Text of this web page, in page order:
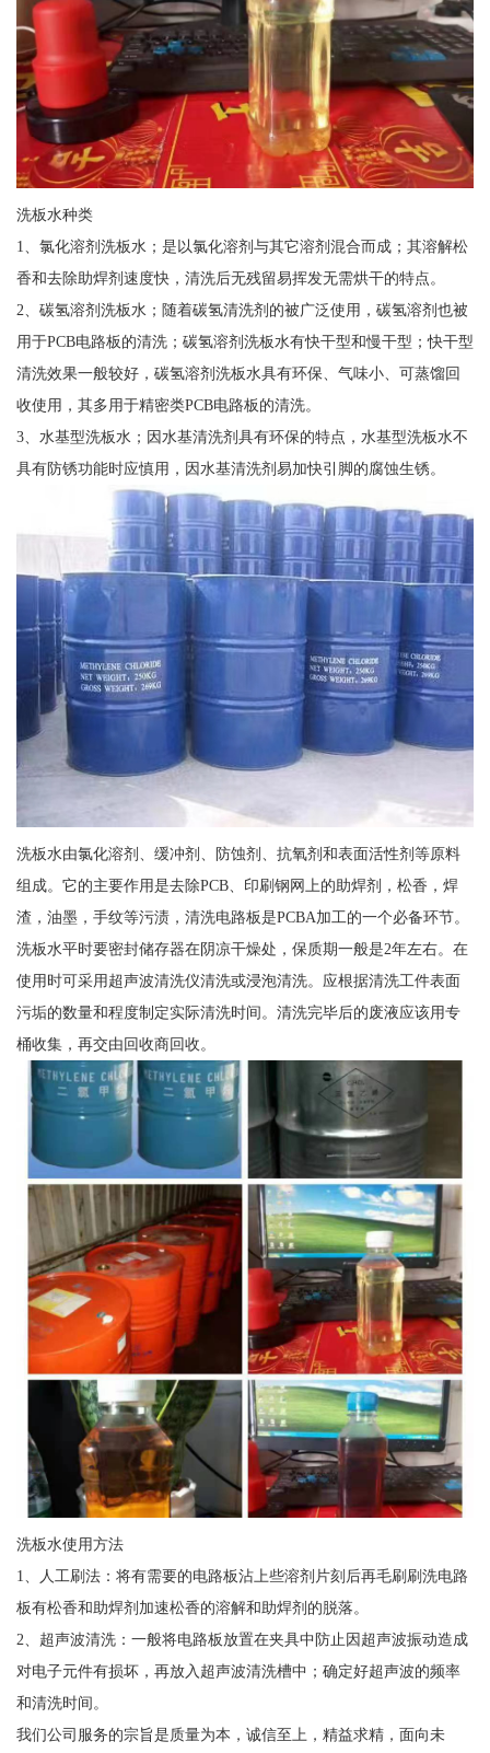
洗板水种类
1、氯化溶剂洗板水；是以氯化溶剂与其它溶剂混合而成；其溶解松
香和去除助焊剂速度快，清洗后无残留易挥发无需烘干的特点。
2、碳氢溶剂洗板水；随着碳氢清洗剂的被广泛使用，碳氢溶剂也被
用于PCB电路板的清洗；碳氢溶剂洗板水有快干型和慢干型；快干型
清洗效果一般较好，碳氢溶剂洗板水具有环保、气味小、可蒸馏回
收使用，其多用于精密类PCB电路板的清洗。
3、水基型洗板水；因水基清洗剂具有环保的特点，水基型洗板水不
具有防锈功能时应慎用，因水基清洗剂易加快引脚的腐蚀生锈。
洗板水由氯化溶剂、缓冲剂、防蚀剂、抗氧剂和表面活性剂等原料
组成。它的主要作用是去除PCB、印刷钢网上的助焊剂，松香，焊
渣，油墨，手纹等污渍，清洗电路板是PCBA加工的一个必备环节。
洗板水平时要密封储存器在阴凉干燥处，保质期一般是2年左右。在
使用时可采用超声波清洗仪清洗或浸泡清洗。应根据清洗工件表面
污垢的数量和程度制定实际清洗时间。清洗完毕后的废液应该用专
桶收集，再交由回收商回收。
洗板水使用方法
1、人工刷法：将有需要的电路板沾上些溶剂片刻后再毛刷刷洗电路
板有松香和助焊剂加速松香的溶解和助焊剂的脱落。
2、超声波清洗：一般将电路板放置在夹具中防止因超声波振动造成
对电子元件有损坏，再放入超声波清洗槽中；确定好超声波的频率
和清洗时间。
我们公司服务的宗旨是质量为本，诚信至上，精益求精，面向未